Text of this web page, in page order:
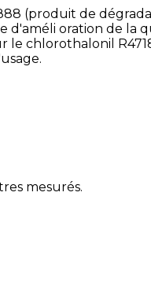
(produit de
oration de la
chlorothalonil
mesurés.